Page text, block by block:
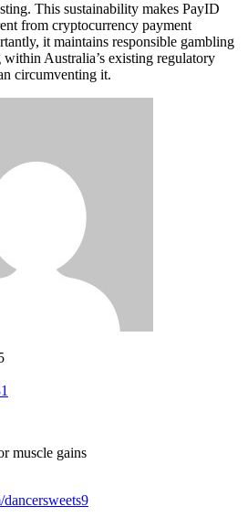
This sustainability makes PayID
from cryptocurrency payment
it maintains responsible gambling
Australia’s existing regulatory
circumventing it.
muscle gains